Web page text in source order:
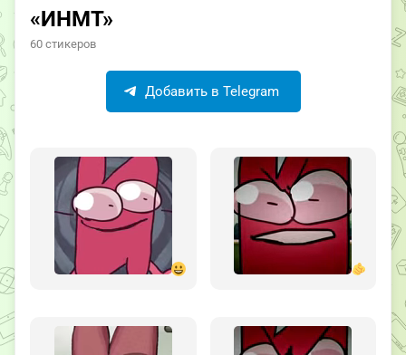
«ИНМТ»
60 стикеров
Добавить в Telegram